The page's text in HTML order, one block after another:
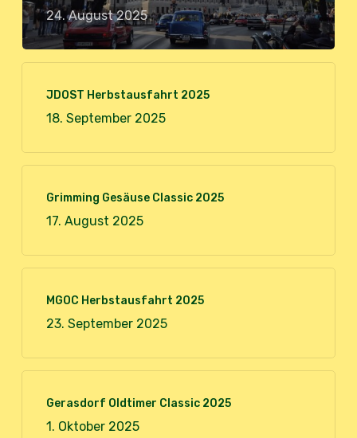
24. August 2025
JDOST Herbstausfahrt 2025
18. September 2025
Grimming Gesäuse Classic 2025
17. August 2025
MGOC Herbstausfahrt 2025
23. September 2025
Gerasdorf Oldtimer Classic 2025
1. Oktober 2025